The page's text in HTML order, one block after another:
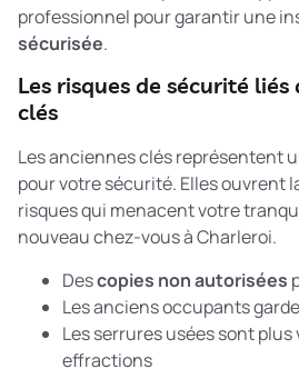
professionnel pour garantir une
sécurisée.
Les risques de sécurité liés
clés
Les anciennes clés représentent
pour votre sécurité. Elles ouvrent
risques qui menacent votre
nouveau chez-vous à Charleroi.
Descopies non autorisées
Les anciens occupants
Les serrures usées sont
effractions